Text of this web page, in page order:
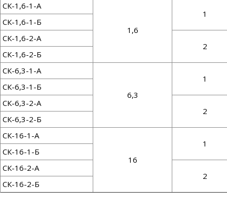
СК-1,6-1-А
1,6
1
СК-1,6-1-Б
СК-1,6-2-А
2
СК-1,6-2-Б
СК-6,3-1-А
6,3
1
СК-6,3-1-Б
СК-6,3-2-А
2
СК-6,3-2-Б
СК-16-1-А
16
1
СК-16-1-Б
СК-16-2-А
2
СК-16-2-Б